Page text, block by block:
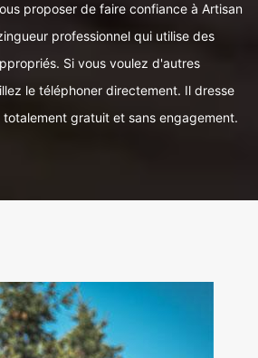
proposer de faire confiance à Artisan
professionnel qui utilise des
Si vous voulez d'autres
le téléphoner directement. Il dresse
gratuit et sans engagement.